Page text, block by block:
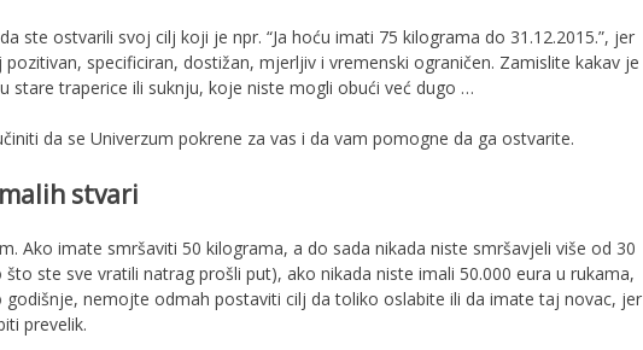
ste ostvarili svoj cilj koji je npr. “Ja hoću imati 75 kilograma do 31.12.2015.”, jer
specificiran, dostižan, mjerljiv i vremenski ograničen. Zamislite kakav je
stare traperice ili suknju, koje niste mogli obući već dugo …
da se Univerzum pokrene za vas i da vam pomogne da ga ostvarite.
stvari
Ako imate smršaviti 50 kilograma, a do sada nikada niste smršavjeli više od 30
ste sve vratili natrag prošli put), ako nikada niste imali 50.000 eura u rukama,
godišnje, nemojte odmah postaviti cilj da toliko oslabite ili da imate taj novac, jer
prevelik.